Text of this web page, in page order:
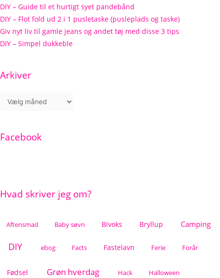
DIY – Guide til et hurtigt syet pandebånd
DIY – Flot fold ud 2 i 1 pusletaske (pusleplads og taske)
Giv nyt liv til gamle jeans og andet tøj med disse 3 tips
DIY – Simpel dukkeble
Arkiver
Facebook
Hvad skriver jeg om?
Aftensmad Baby søvn Bivoks Bryllup Camping
DIY ebog Facts Fastelavn Ferie Forår
Fødsel Grøn hverdag Hack Halloween